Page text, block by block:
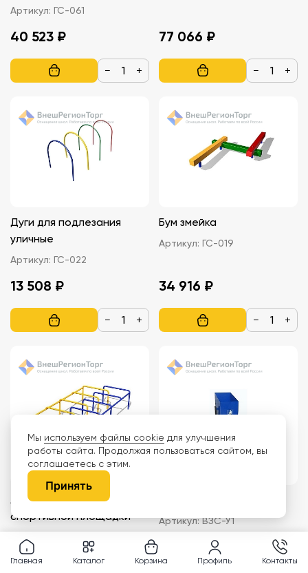
Артикул: ГС-061
40 523 ₽
− +
77 066 ₽
− +
Дуги для подлезания
уличные
Артикул: ГС-022
13 508 ₽
− +
Бум змейка
Артикул: ГС-019
34 916 ₽
− +
Лабиринт для
спортивной площадки
Артикул:
42 608 ₽
Артикул:ВЗС-У1
4 917 ₽
Главная Каталог Корзина Профиль Контакты
Мы используем файлы cookie для улучшения
работы сайта. Продолжая пользоваться сайтом, вы
соглашаетесь с этим.
Принять